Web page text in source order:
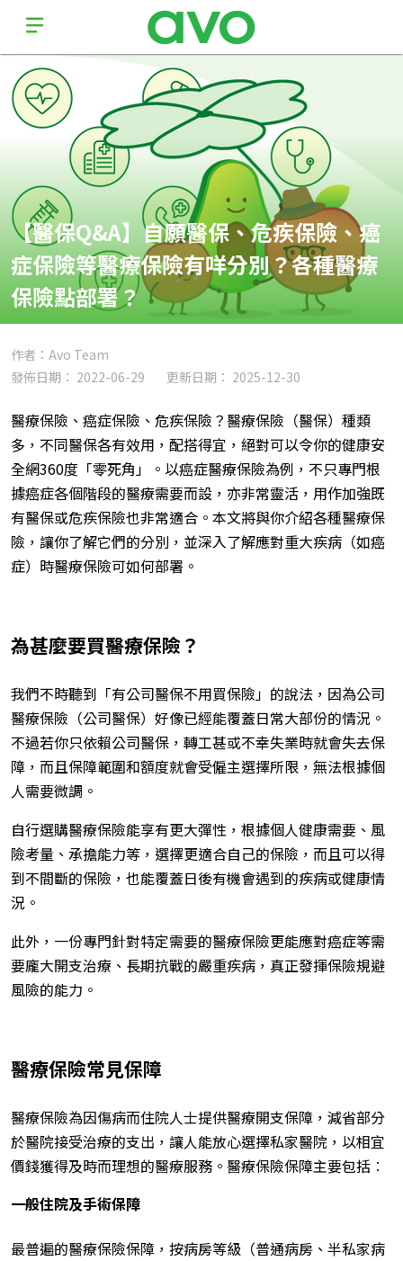
【醫保Q&A】自願醫保、危疾保險、癌
症保險等醫療保險有咩分別？各種醫療
保險點部署？
作者：Avo Team
發佈日期： 2022-06-29
更新日期： 2025-12-30
醫療保險、癌症保險、危疾保險？醫療保險（醫保）種類
多，不同醫保各有效用，配搭得宜，絕對可以令你的健康安
全網360度「零死角」。以癌症醫療保險為例，不只專門根
據癌症各個階段的醫療需要而設，亦非常靈活，用作加強既
有醫保或危疾保險也非常適合。本文將與你介紹各種醫療保
險，讓你了解它們的分別，並深入了解應對重大疾病（如癌
症）時醫療保險可如何部署。
為甚麼要買醫療保險？
我們不時聽到「有公司醫保不用買保險」的說法，因為公司
醫療保險（公司醫保）好像已經能覆蓋日常大部份的情況。
不過若你只依賴公司醫保，轉工甚或不幸失業時就會失去保
障，而且保障範圍和額度就會受僱主選擇所限，無法根據個
人需要微調。
自行選購醫療保險能享有更大彈性，根據個人健康需要、風
險考量、承擔能力等，選擇更適合自己的保險，而且可以得
到不間斷的保險，也能覆蓋日後有機會遇到的疾病或健康情
況。
此外，一份專門針對特定需要的醫療保險更能應對癌症等需
要龐大開支治療、長期抗戰的嚴重疾病，真正發揮保險規避
風險的能力。
醫療保險常見保障
醫療保險為因傷病而住院人士提供醫療開支保障，減省部分
於醫院接受治療的支出，讓人能放心選擇私家醫院，以相宜
價錢獲得及時而理想的醫療服務。醫療保險保障主要包括︰
一般住院及手術保障
最普遍的醫療保險保障，按病房等級（普通病房、半私家病